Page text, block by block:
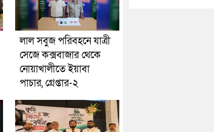
লাল সবুজ পরিবহনে যাত্রী
সেজে কক্সবাজার থেকে
নোয়াখালীতে ইয়াবা
পাচার, গ্রেপ্তার-২